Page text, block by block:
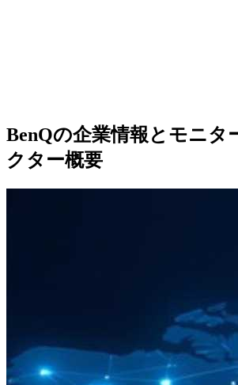
BenQの企業情報とモニタ
クター概要